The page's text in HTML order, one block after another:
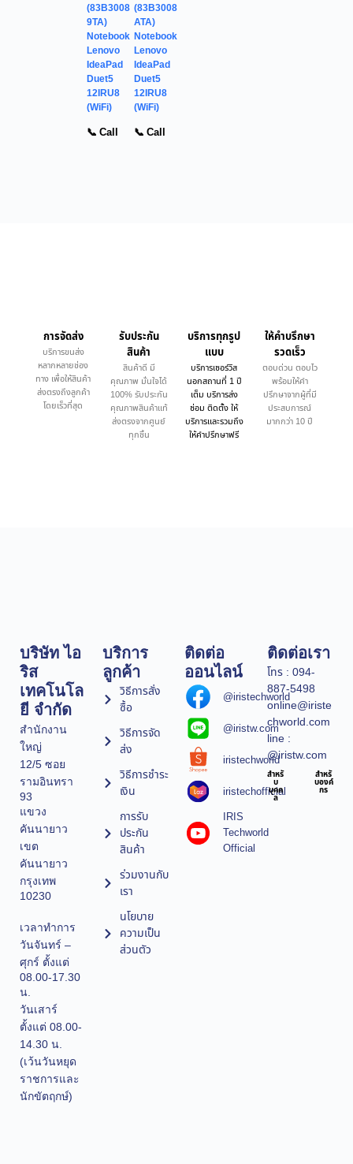
(83B3008
9TA)
Notebook
Lenovo
IdeaPad
Duet5
12IRU8
(WiFi)
📞 Call
(83B3008
ATA)
Notebook
Lenovo
IdeaPad
Duet5
12IRU8
(WiFi)
📞 Call
การจัดส่ง
บริการขนส่ง
หลากหลายช่อง
ทาง เพื่อให้สินค้า
ส่งตรงถึงลูกค้า
โดยเร็วที่สุด
รับประกัน
สินค้า
สินค้าดี มี
คุณภาพ มั่นใจได้
100% รับประกัน
คุณภาพสินค้าแท้
ส่งตรงจากศูนย์
ทุกชิ้น
บริการทุกรูป
แบบ
บริการเซอร์วิส
นอกสถานที่ 1 ปี
เต็ม บริการส่ง
ซ่อม ติดตั้ง ให้
บริการและรวมถึง
ให้คำปรึกษาฟรี
ให้คำบรึกษา
รวดเร็ว
ตอบด่วน ตอบไว
พร้อมให้คำ
ปรึกษาจากผู้ที่มี
ประสบการณ์
มากกว่า 10 ปี
บริษัท ไอ
ริส
เทคโนโล
ยี จำกัด
สำนักงาน
ใหญ่
12/5 ซอย
รามอินทรา
93
แขวง
คันนายาว
เขต
คันนายาว
กรุงเทพ
10230
เวลาทำการ
วันจันทร์ –
ศุกร์ ตั้งแต่
08.00-17.30
น.
วันเสาร์
ตั้งแต่ 08.00-
14.30 น.
(เว้นวันหยุด
ราชการและ
นักขัตฤกษ์)
บริการ
ลูกค้า
วิธีการสั่ง
ซื้อ
วิธีการจัด
ส่ง
วิธีการชำระ
เงิน
การรับ
ประกัน
สินค้า
ร่วมงานกับ
เรา
นโยบาย
ความเป็น
ส่วนตัว
ติดต่อ
ออนไลน์
@iristechworld
@iristw.com
iristechworld
iristechofficial
IRIS
Techworld
Official
ติดต่อเรา
โทร : 094-
887-5498
online@iriste
chworld.com
line :
@iristw.com
สำหรั
บ
บุคค
ล
สำหรั
บองค์
กร